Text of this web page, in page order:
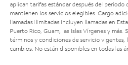
aplican tarifas estándar después del período
mantienen los servicios elegibles. Cargo
llamadas ilimitadas incluyen llamadas en
Puerto Rico, Guam, las Islas Vírgenes y más.
términos y condiciones de servicio vigentes,
cambios. No están disponibles en todas las